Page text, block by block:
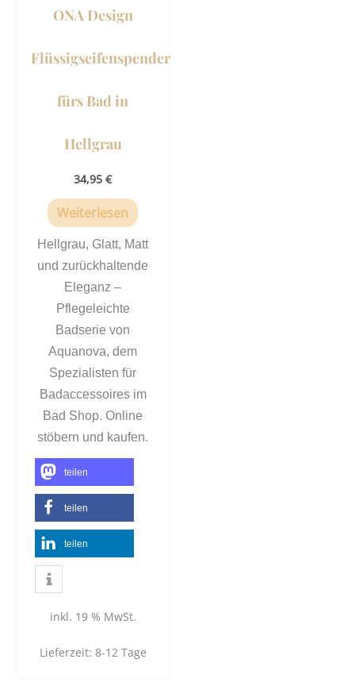
ONA Design
Flüssigseifenspender
fürs Bad in
Hellgrau
34,95 €
Weiterlesen
Hellgrau, Glatt, Matt
und zurückhaltende
Eleganz –
Pflegeleichte
Badserie von
Aquanova, dem
Spezialisten für
Badaccessoires im
Bad Shop. Online
stöbern und kaufen.
teilen
teilen
teilen
inkl. 19 % MwSt.
Lieferzeit: 8-12 Tage